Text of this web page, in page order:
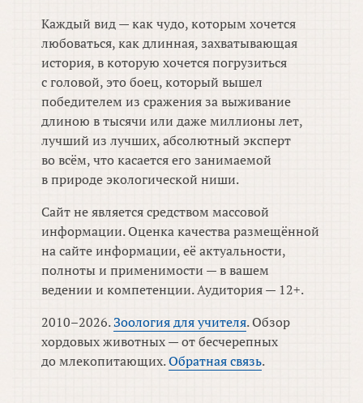
Каждый вид — как чудо, которым хочется
любоваться, как длинная, захватывающая
история, в которую хочется погрузиться
с головой, это боец, который вышел
победителем из сражения за выживание
длиною в тысячи или даже миллионы лет,
лучший из лучших, абсолютный эксперт
во всём, что касается его занимаемой
в природе экологической ниши.
Сайт не является средством массовой
информации. Оценка качества размещённой
на сайте информации, её актуальности,
полноты и применимости — в вашем
ведении и компетенции. Аудитория — 12+.
2010–2026.Зоология для учителя. Обзор
хордовых животных — от бесчерепных
до млекопитающих.Обратная связь.